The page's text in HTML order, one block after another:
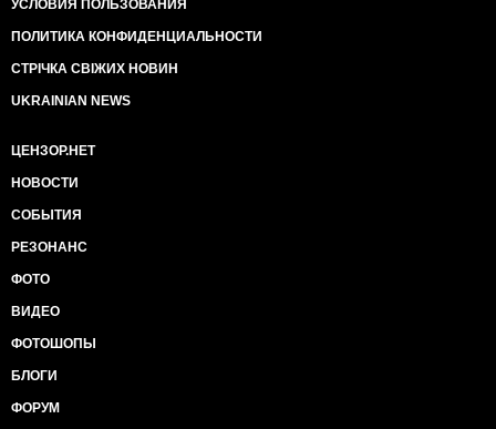
УСЛОВИЯ ПОЛЬЗОВАНИЯ
ПОЛИТИКА КОНФИДЕНЦИАЛЬНОСТИ
СТРІЧКА СВІЖИХ НОВИН
UKRAINIAN NEWS
ЦЕНЗОР.НЕТ
НОВОСТИ
СОБЫТИЯ
РЕЗОНАНС
ФОТО
ВИДЕО
ФОТОШОПЫ
БЛОГИ
ФОРУМ